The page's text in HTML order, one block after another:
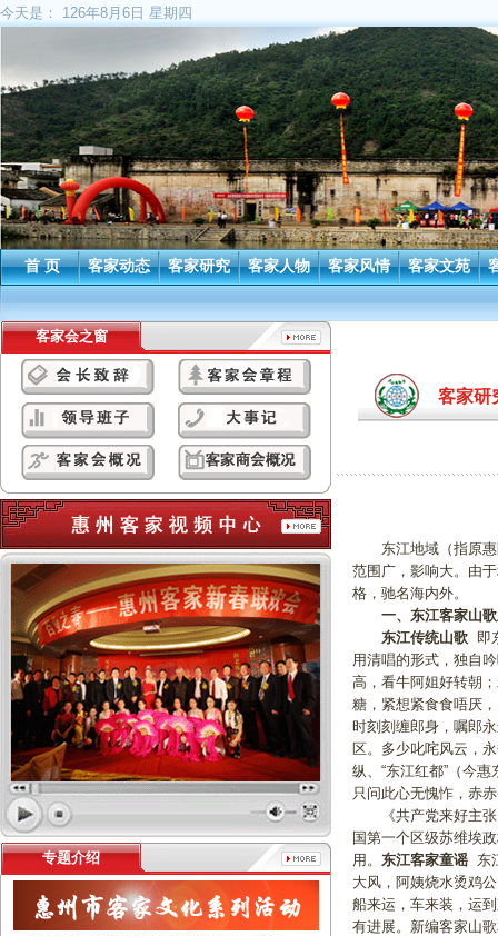
今天是： 126年8月6日 星期四
首 页 客家动态 客家研究 客家人物 客家风情 客家文苑
客家会之窗
专题介绍
客家研
东江地域（指原惠
范围广，影响大。由
格，驰名海内外。
一、东江客家山
东江传统山歌 即
用清唱的形式，独自
高，看牛阿姐好转朝
糖，紧想紧食食唔厌
时刻刻缠郎身，嘱郎
区。多少叱咤风云，
纵、“东江红都”（今
只问此心无愧怍，赤
《共产党来好主张
国第一个区级苏维埃
用。东江客家童谣 东
大风，阿姨烧水烫鸡
船来运，车来装，运
有进展。新编客家山